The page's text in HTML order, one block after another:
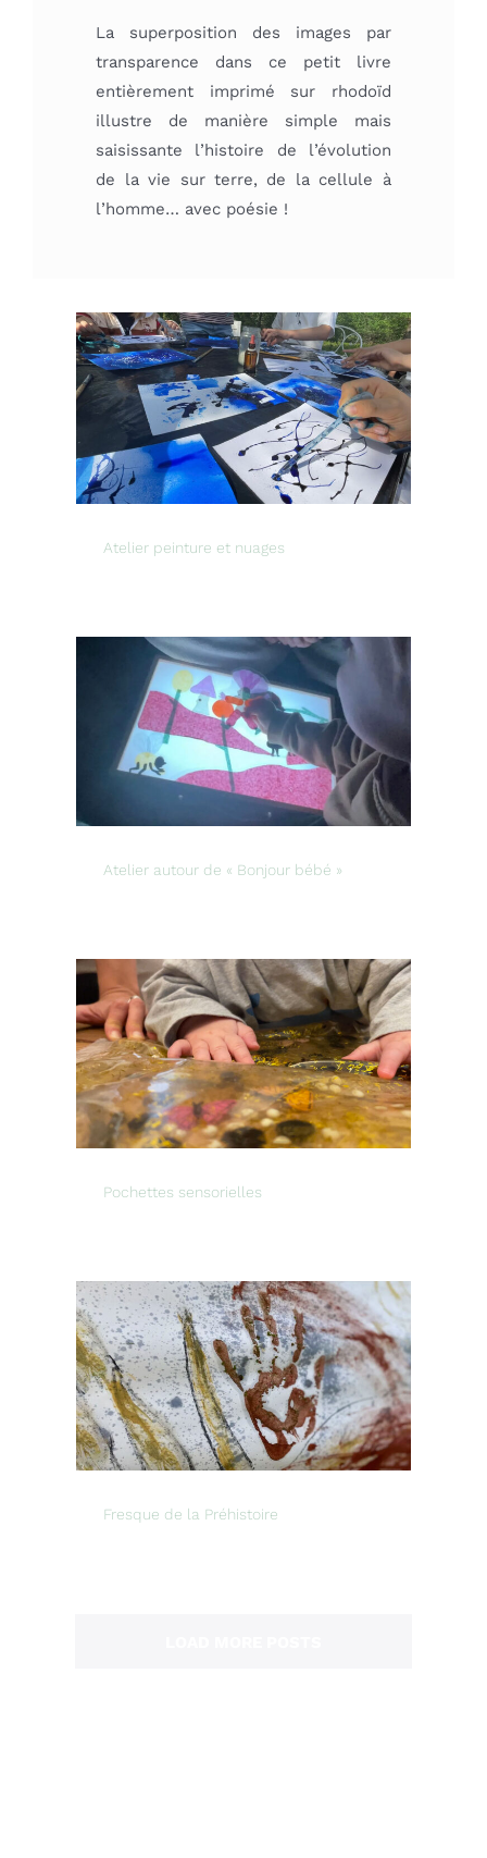
La superposition des images par
transparence dans ce petit livre
entièrement imprimé sur rhodoïd
illustre de manière simple mais
saisissante l’histoire de l’évolution
de la vie sur terre, de la cellule à
l’homme… avec poésie !
Atelier peinture et nuages
Atelier autour de « Bonjour bébé »
Pochettes sensorielles
Fresque de la Préhistoire